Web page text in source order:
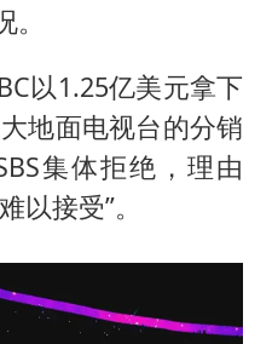
以1.25亿美元拿下
地面电视台的分销
集体拒绝，理由
以接受”。